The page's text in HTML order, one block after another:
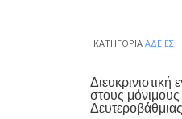
ΚΑΤΗΓΟΡΊΑ ΆΔΕΙΕΣ
στους